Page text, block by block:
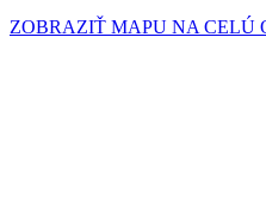
ZOBRAZIŤ MAPU NA CELÚ